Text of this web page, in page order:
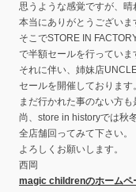
思うような感覚ですが、晴
本当にありがとうございま
そこでSTORE IN
で半額セールを行っていま
それに伴い、姉妹店
セールを開催しております。
まだ行かれた事のない方
尚、store in historyでは秋
全店舗回ってみて下さい。
よろしくお願いします。
西岡
magic childrenのホームペ